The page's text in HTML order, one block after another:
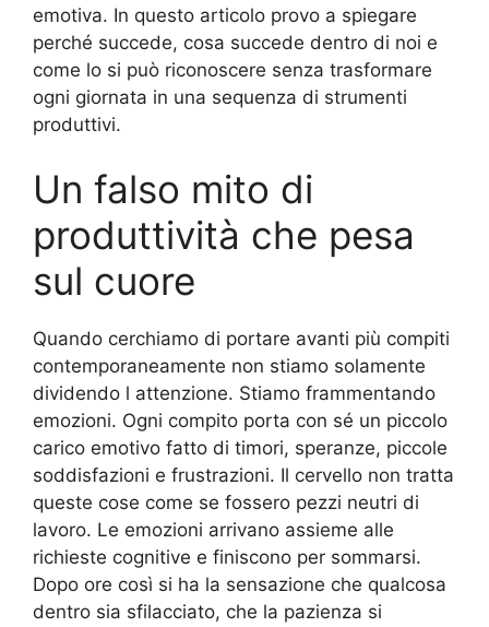
emotiva. In questo articolo provo a spiegare
perché succede, cosa succede dentro di noi e
come lo si può riconoscere senza trasformare
ogni giornata in una sequenza di strumenti
produttivi.
Un falso mito di
produttività che pesa
sul cuore
Quando cerchiamo di portare avanti più compiti
contemporaneamente non stiamo solamente
dividendo l attenzione. Stiamo frammentando
emozioni. Ogni compito porta con sé un piccolo
carico emotivo fatto di timori, speranze, piccole
soddisfazioni e frustrazioni. Il cervello non tratta
queste cose come se fossero pezzi neutri di
lavoro. Le emozioni arrivano assieme alle
richieste cognitive e finiscono per sommarsi.
Dopo ore così si ha la sensazione che qualcosa
dentro sia sfilacciato, che la pazienza si